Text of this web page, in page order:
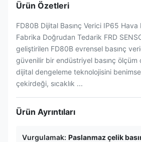
Ürün Özetleri
FD80B Dijital Basınç Verici IP65 Hava
Fabrika Doğrudan Tedarik FRD
geliştirilen FD80B evrensel basınç
güvenilir bir endüstriyel basınç ölçüm
dijital dengeleme teknolojisini
çekirdeği, sıcaklık ...
Ürün Ayrıntıları
Vurgulamak: Paslanmaz çelik